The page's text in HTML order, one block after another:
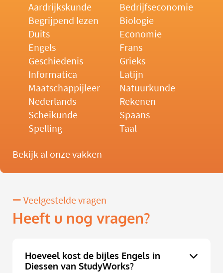
Aardrijkskunde
Bedrijfseconomie
Begrijpend lezen
Biologie
Duits
Economie
Engels
Frans
Geschiedenis
Grieks
Informatica
Latijn
Maatschappijleer
Natuurkunde
Nederlands
Rekenen
Scheikunde
Spaans
Spelling
Taal
Bekijk al onze vakken
Veelgestelde vragen
Heeft u nog vragen?
Hoeveel kost de bijles Engels in
Diessen van StudyWorks?